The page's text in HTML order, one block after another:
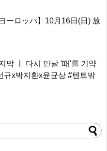
ーロッパ】10月16日(日) 放
막 ㅣ 다시 만날 '때'를 기약
규x박지환x윤균상 #텐트밖